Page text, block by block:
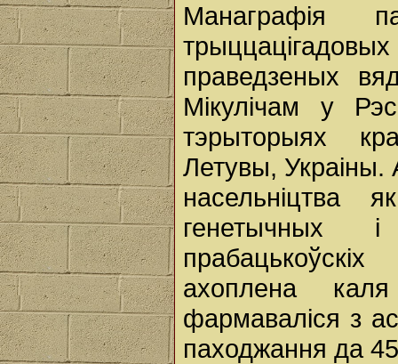
Манаграфія
праведзеных
Мікулічам у
тэрыторыях
Летувы, Украіны.
насельніцтва
генетычных і
ахоплена
фармаваліся з
паходжання да